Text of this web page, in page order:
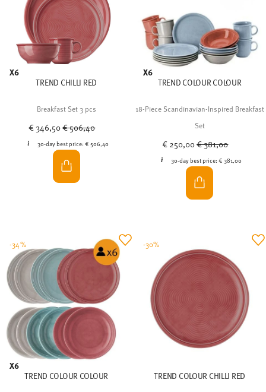
X6
TREND CHILLI RED
Breakfast Set 3 pcs
€ 346,50Price reduced from
€ 506,40
30-day best price: € 506,40
X6
TREND COLOUR COLOUR
18-Piece Scandinavian-Inspired Breakfast
Set
€ 250,00Price reduced from
€ 381,00
30-day best price: € 381,00
X6
TREND COLOUR COLOUR
-34%
TREND COLOUR CHILLI RED
-30%